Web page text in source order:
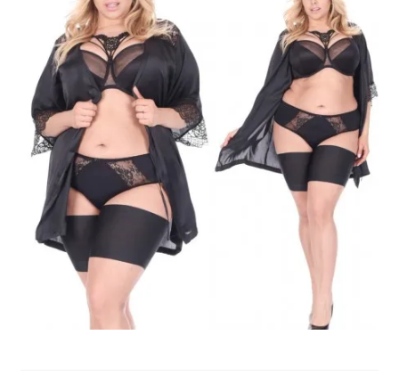
Podkolanówki i
skarpetki
Wszystkie
produkty
Recenzje
Rozwiń
menu
potomne